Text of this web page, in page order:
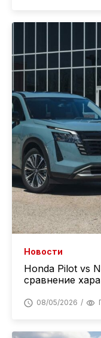
Новости
Honda Pilot vs
сравнение
08/05/2026